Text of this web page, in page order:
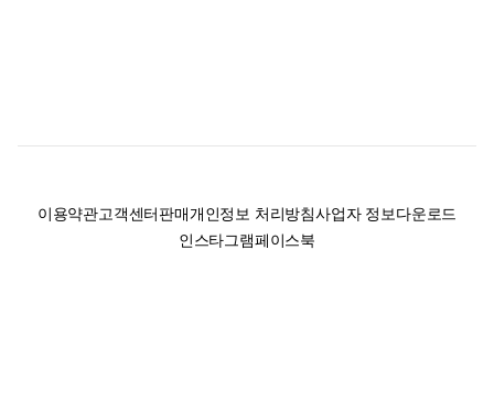
이용약관고객센터판매개인정보 처리방침사업자 정보다운로드
인스타그램페이스북